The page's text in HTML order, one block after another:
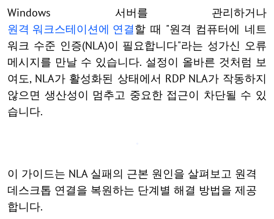
Windows 서버를 관리하거나
원격 워크스테이션에 연결할 때 "원격 컴퓨터에 네트
워크 수준 인증(NLA)이 필요합니다"라는 성가신 오류
메시지를 만날 수 있습니다. 설정이 올바른 것처럼 보
여도, NLA가 활성화된 상태에서 RDP NLA가 작동하지
않으면 생산성이 멈추고 중요한 접근이 차단될 수 있
습니다.
이 가이드는 NLA 실패의 근본 원인을 살펴보고 원격
데스크톱 연결을 복원하는 단계별 해결 방법을 제공
합니다.